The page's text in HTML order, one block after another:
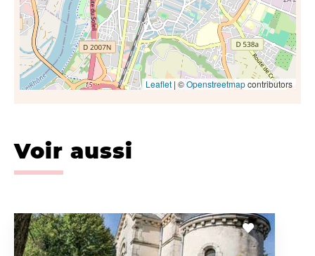
Leaflet| ©Openstreetmapcontributors
Voir aussi